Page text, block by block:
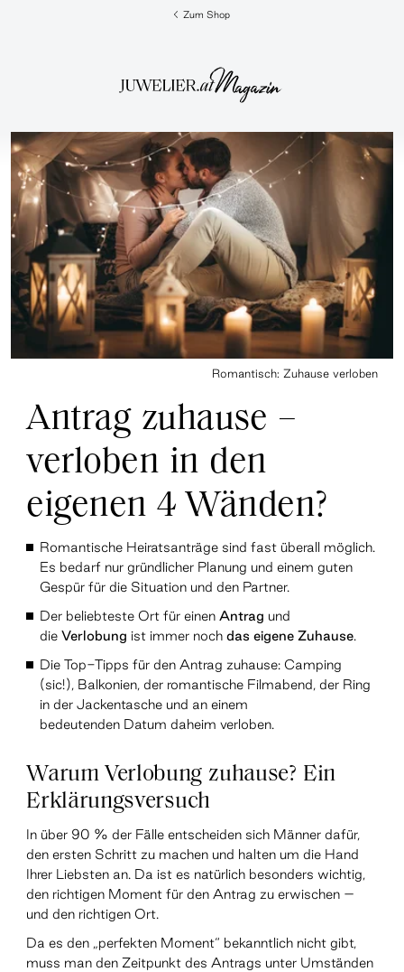
Zum Shop
Romantisch: Zuhause verloben
Antrag zuhause –
verloben in den
eigenen 4 Wänden?
Romantische Heiratsanträge sind fast überall möglich.
Es bedarf nur gründlicher Planung und einem guten
Gespür für die Situation und den Partner.
Der beliebteste Ort für einen Antrag und
dieVerlobung ist immer nochdas eigene Zuhause.
Die Top-Tipps für den Antrag zuhause: Camping
(sic!), Balkonien, der romantische Filmabend, der Ring
in der Jackentasche und an einem
bedeutenden Datum daheim verloben.
Warum Verlobung zuhause? Ein
Erklärungsversuch
In über 90 % der Fälle entscheiden sich Männer dafür,
den ersten Schritt zu machen und halten um die Hand
Ihrer Liebsten an. Da ist es natürlich besonders wichtig,
den richtigen Moment für den Antrag zu erwischen –
und den richtigen Ort.
Da es den „perfekten Moment“ bekanntlich nicht gibt,
muss man den Zeitpunkt des Antrags unter Umständen